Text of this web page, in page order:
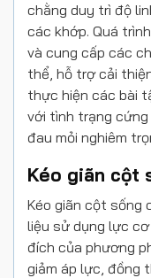
chằng duy trì độ
các khớp. Quá
và cung cấp các
thể, hỗ trợ cải
thực hiện các bài
với tình trạng
đau mỏi nghiêm
Kéo giãn cột
Kéo giãn cột sống
liệu sử dụng lực
đích của phương
giảm áp lực, đồng